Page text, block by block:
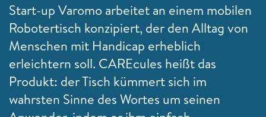
Start-up Varomo arbeitet an einem mobilen
Robotertisch konzipiert, der den Alltag von
Menschen mit Handicap erheblich
erleichtern soll. CAREcules heißt das
Produkt: der Tisch kümmert sich im
wahrsten Sinne des Wortes um seinen